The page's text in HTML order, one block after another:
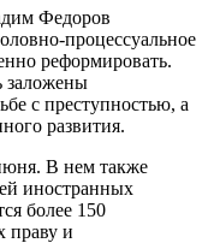
Федоров
процессуальное
реформировать.
заложены
с преступностью, а
развития.
В нем также
иностранных
более 150
праву и